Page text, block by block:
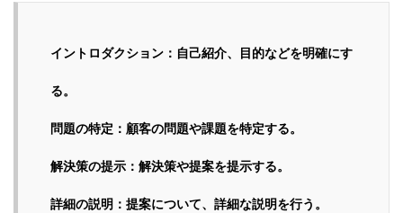
イントロダクション：自己紹介、目的などを明確にす
る。
問題の特定：顧客の問題や課題を特定する。
解決策の提示：解決策や提案を提示する。
詳細の説明：提案について、詳細な説明を行う。